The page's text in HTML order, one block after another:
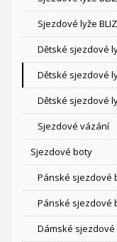
Sjezdové lyže
Dětské sjezdové
Dětské sjezdové
Dětské sjezdové
Sjezdové vázání
Sjezdové boty
Pánské sjezdové
Pánské sjezdové
Dámské sjezdové